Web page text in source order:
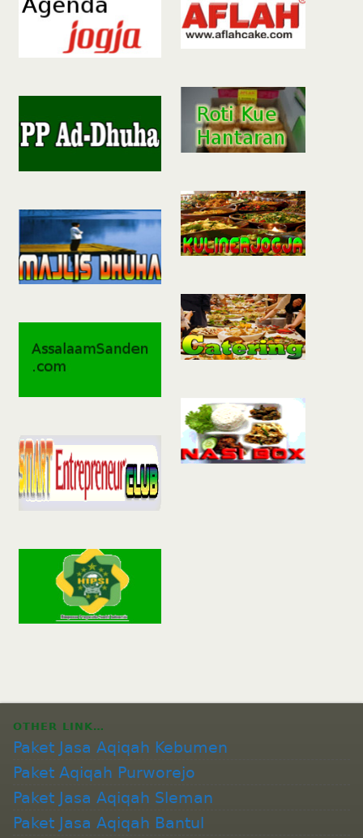
OTHER LINK…
Paket Jasa Aqiqah Kebumen
Paket Aqiqah Purworejo
Paket Jasa Aqiqah Sleman
Paket Jasa Aqiqah Bantul